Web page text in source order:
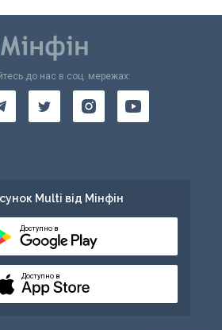
до нас в соц. мережах:
Multi від Мінфін
Доступно в
Доступно в